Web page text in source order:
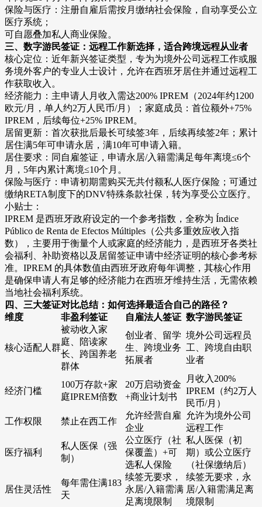
保险与医疗：注册自雇后需按月缴纳社会保险，自动享受公立
医疗系统；
可自愿叠加私人商业保险。
三、数字游民签证：远程工作新选择，适合跨境远程从业者
核心定位：近年新兴签证类型，专为为境外公司远程工作或服
务境外客户的专业人士设计，允许在西班牙居住并通过远程工
作获取收入。
经济能力：主申请人月收入需达200% IPREM（2024年约1200
欧元/月，单人约2万人民币/月）；家庭成员：首位额外+75%
IPREM，后续每位+25% IPREM。
居留更新：首次获批后最长可续签3年，后续再续签2年；累计
居住满5年可申请永居，满10年可申请入籍。
居住要求：同自雇签证，申请永居/入籍需满足每年离境≤6个
月，5年内累计离境≤10个月。
保险与医疗：申请初期需购买无共付额私人医疗保险；可通过
缴纳RETA制度下的DNV特殊条款社保，转为享受公立医疗。
小贴士：
IPREM 是西班牙政府设定的一个参考指数，全称为 Índice
Público de Renta de Efectos Múltiples（公共多重效应收入指
数），主要用于衡量个人或家庭的经济能力，是西班牙各类社
会福利、补助资格以及居留签证申请中经济证明的核心参考标
准。IPREM 的具体数值由西班牙政府每年调整，其核心作用
是确保申请人有足够的经济能力在西班牙维持生活，无需依赖
当地社会福利系统。
四、三大签证对比总结：如何选择最适合自己的路径？
维度
非盈利签证 自雇法人签证 数字游民签证
核心适配人群
被动收入家
庭、陪读家
长、跨国养老
群体
创业者、留学
生、跨境业务
拓展者
境外公司远程员
工、跨境自由职
业者
经济门槛
100万存款+家
庭IPREM倍数
20万启动资金
+商业计划书
月收入200%
IPREM（约2万人
民币/月）
工作权限
禁止在西工作
允许经营自雇
企业
允许为境外公司
远程工作
医疗福利
私人医保（强
制）
公立医疗（社
保覆盖）+可
选私人保险
私人医保（初
期）或公立医疗
（社保缴纳后）
居住灵活性
每年需住满183
天
续签无要求，
永居/入籍需满
足离境限制
续签无要求，永
居/入籍需满足离
境限制